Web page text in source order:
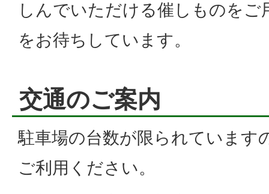
しんでいただける催しものをご
をお待ちしています。
交通のご案内
駐車場の台数が限られています
ご利用ください。